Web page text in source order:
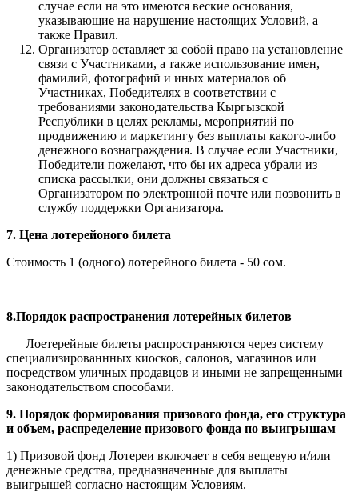
случае если на это имеются веские основания,
указывающие на нарушение настоящих Условий, а
также Правил.
Организатор оставляет за собой право на установление
связи с Участниками, а также использование имен,
фамилий, фотографий и иных материалов об
Участниках, Победителях в соответствии с
требованиями законодательства Кыргызской
Республики в целях рекламы, мероприятий по
продвижению и маркетингу без выплаты какого-либо
денежного вознаграждения. В случае если Участники,
Победители пожелают, что бы их адреса убрали из
списка рассылки, они должны связаться с
Организатором по электронной почте или позвонить в
службу поддержки Организатора.
7. Цена лотерейоного билета
Стоимость 1 (одного) лотерейного билета - 50 сом.
8.Порядок распространения лотерейных билетов
Лоетерейные билеты распространяются через систему
специализированнных киосков, салонов, магазинов или
посредством уличных продавцов и иными не запрещенными
законодательством способами.
9. Порядок формирования призового фонда, его структура
и объем, распределение призового фонда по выигрышам
1) Призовой фонд Лотереи включает в себя вещевую и/или
денежные средства, предназначенные для выплаты
выигрышей согласно настоящим Условиям.